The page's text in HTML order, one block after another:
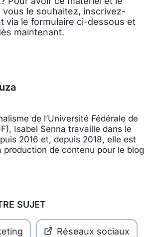
le souhaitez, inscrivez-
via le formulaire ci-dessous et
maintenant.
de l’Université Fédérale de
Isabel Senna travaille dans le
2016 et, depuis 2018, elle est
production de contenu pour le blog
SUJET
Réseaux sociaux